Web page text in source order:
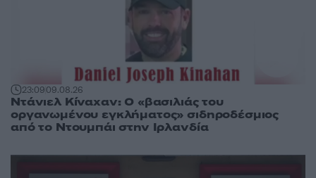
23:0909.08.26
Ντάνιελ Κίναχαν: Ο «βασιλιάς του
οργανωμένου εγκλήματος» σιδηροδέσμιος
από το Ντουμπάι στην Ιρλανδία